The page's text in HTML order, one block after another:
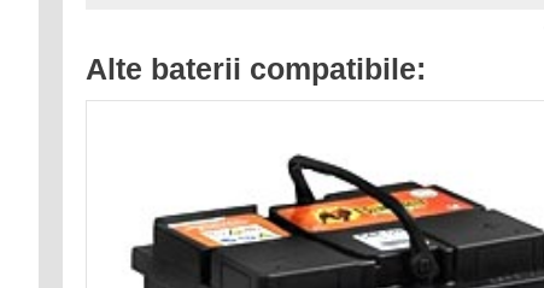
Alte baterii compatibile: